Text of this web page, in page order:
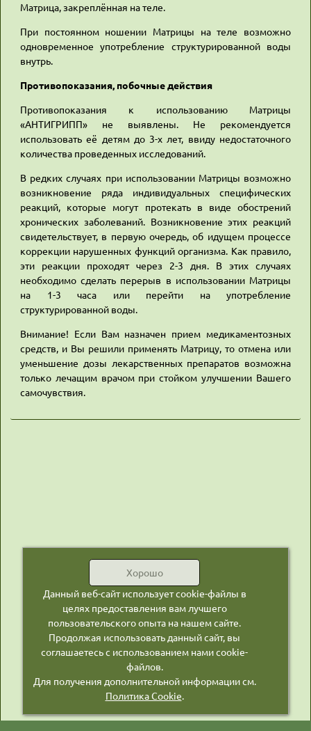
Матрица, закреплённая на теле.
При постоянном ношении Матрицы на теле возможно
одновременное употребление структурированной воды
внутрь.
Противопоказания, побочные действия
Противопоказания к использованию Матрицы
«АНТИГРИПП» не выявлены. Не рекомендуется
использовать её детям до 3-х лет, ввиду недостаточного
количества проведенных исследований.
В редких случаях при использовании Матрицы возможно
возникновение ряда индивидуальных специфических
реакций, которые могут протекать в виде обострений
хронических заболеваний. Возникновение этих реакций
свидетельствует, в первую очередь, об идущем процессе
коррекции нарушенных функций организма. Как правило,
эти реакции проходят через 2-3 дня. В этих случаях
необходимо сделать перерыв в использовании Матрицы
на 1-3 часа или перейти на употребление
структурированной воды.
Внимание! Если Вам назначен прием медикаментозных
средств, и Вы решили применять Матрицу, то отмена или
уменьшение дозы лекарственных препаратов возможна
только лечащим врачом при стойком улучшении Вашего
самочувствия.
Хорошо
Данный веб-сайт использует cookie-файлы в
целях предоставления вам лучшего
пользовательского опыта на нашем сайте.
Продолжая использовать данный сайт, вы
соглашаетесь с использованием нами cookie-
файлов.
Для получения дополнительной информации см.
Политика Cookie.